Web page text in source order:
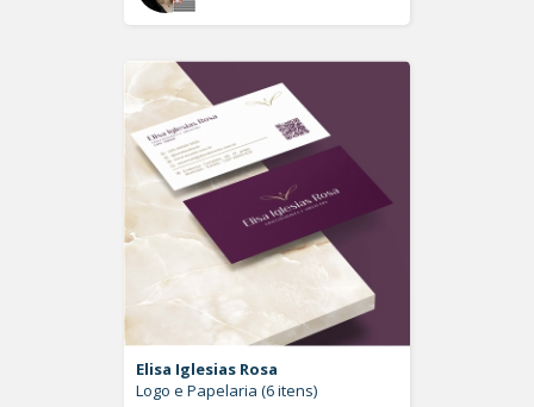
Elisa Iglesias Rosa
Logo e Papelaria (6 itens)